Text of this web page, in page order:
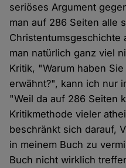
seriöses Argument
man auf 286 Seiten alle
Christentumsgeschichte
man natürlich ganz viel
Kritik, "Warum haben
erwähnt?", kann ich nur
"Weil da auf 286 Seiten
Kritikmethode vieler
beschränkt sich darauf,
in meinem Buch zu
Buch nicht wirklich